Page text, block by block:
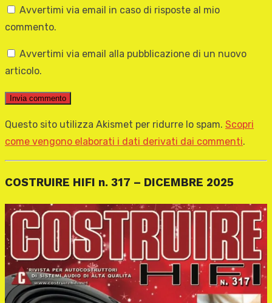
Avvertimi via email in caso di risposte al mio
commento.
Avvertimi via email alla pubblicazione di un nuovo
articolo.
Questo sito utilizza Akismet per ridurre lo spam. Scopri
come vengono elaborati i dati derivati dai commenti.
COSTRUIRE HIFI n. 317 – DICEMBRE 2025